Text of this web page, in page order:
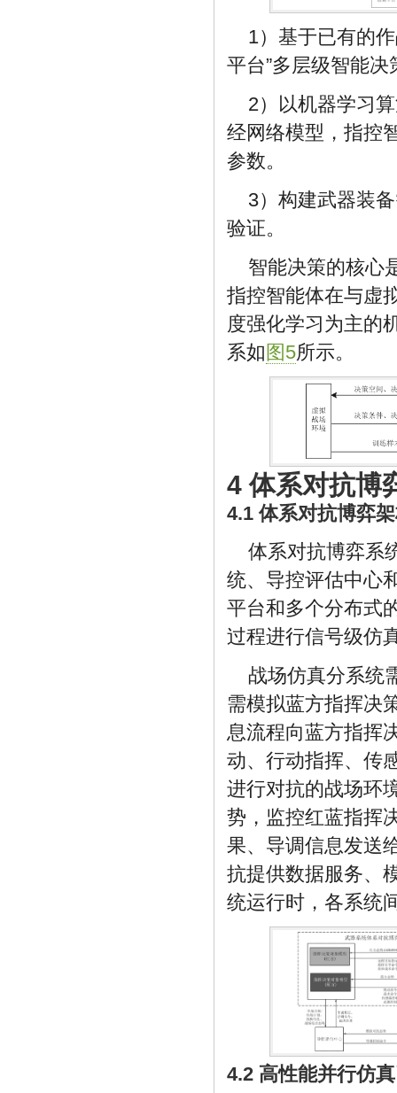
1）基于已有的
平台”多层级智能
2）以机器学习
经网络模型，指控
参数。
3）构建武器装
验证。
智能决策的核心
指控智能体在与虚
度强化学习为主的
系如 图5所示。
4 体系对抗博
4.1 体系对抗博弈
体系对抗博弈系
统、导控评估中心
平台和多个分布式
过程进行信号级仿
战场仿真分系统
需模拟蓝方指挥决
息流程向蓝方指挥
动、行动指挥、传
进行对抗的战场环
势，监控红蓝指挥
果、导调信息发送
抗提供数据服务、
统运行时，各系统
4.2 高性能并行仿